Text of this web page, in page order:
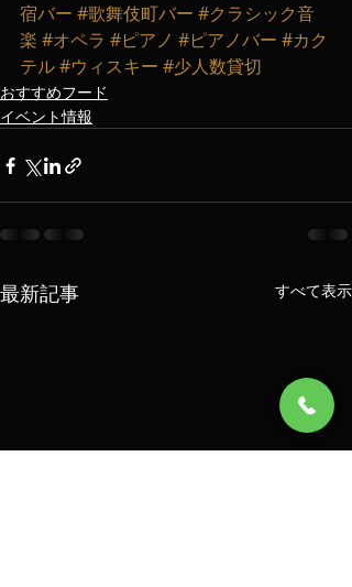
宿バー #歌舞伎町バー #クラシック音
楽 #オペラ #ピアノ #ピアノバー #カク
テル#ウィスキー #少人数貸切
おすすめフード
イベント情報
最新記事 すべて表示